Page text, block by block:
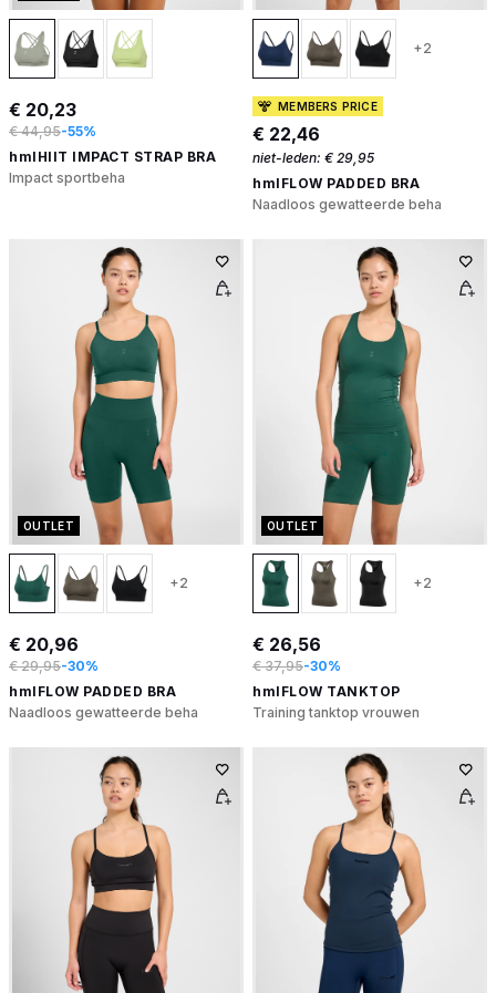
€ 20,23
€ 44,95-55%
hmlHIIT IMPACT STRAP BRA
Impact sportbeha
+2
MEMBERS PRICE
€ 22,46
niet-leden: € 29,95
hmlFLOW PADDED BRA
Naadloos gewatteerde beha
OUTLET
+2
€ 20,96
€ 29,95-30%
hmlFLOW PADDED BRA
Naadloos gewatteerde beha
OUTLET
+2
€ 26,56
€ 37,95-30%
hmlFLOW TANKTOP
Training tanktop vrouwen